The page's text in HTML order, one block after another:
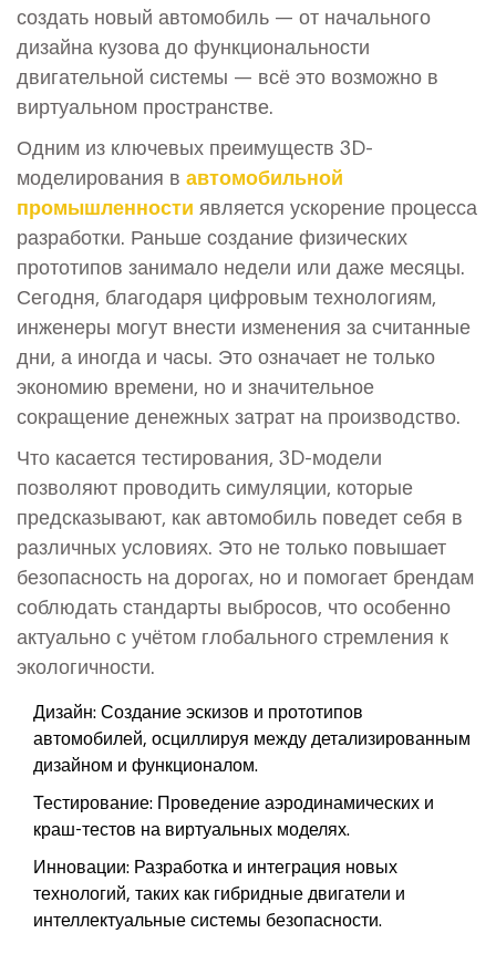
создать новый автомобиль — от начального
дизайна кузова до функциональности
двигательной системы — всё это возможно в
виртуальном пространстве.
Одним из ключевых преимуществ 3D-
моделирования в автомобильной
промышленности является ускорение процесса
разработки. Раньше создание физических
прототипов занимало недели или даже месяцы.
Сегодня, благодаря цифровым технологиям,
инженеры могут внести изменения за считанные
дни, а иногда и часы. Это означает не только
экономию времени, но и значительное
сокращение денежных затрат на производство.
Что касается тестирования, 3D-модели
позволяют проводить симуляции, которые
предсказывают, как автомобиль поведет себя в
различных условиях. Это не только повышает
безопасность на дорогах, но и помогает брендам
соблюдать стандарты выбросов, что особенно
актуально с учётом глобального стремления к
экологичности.
Дизайн: Создание эскизов и прототипов
автомобилей, осциллируя между детализированным
дизайном и функционалом.
Тестирование: Проведение аэродинамических и
краш-тестов на виртуальных моделях.
Инновации: Разработка и интеграция новых
технологий, таких как гибридные двигатели и
интеллектуальные системы безопасности.